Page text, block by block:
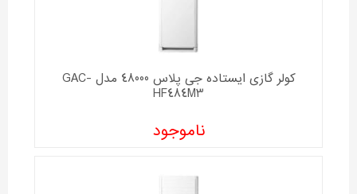
کولر گازی ایستاده جی پلاس 48000 مدل GAC-
HF484M3
ناموجود